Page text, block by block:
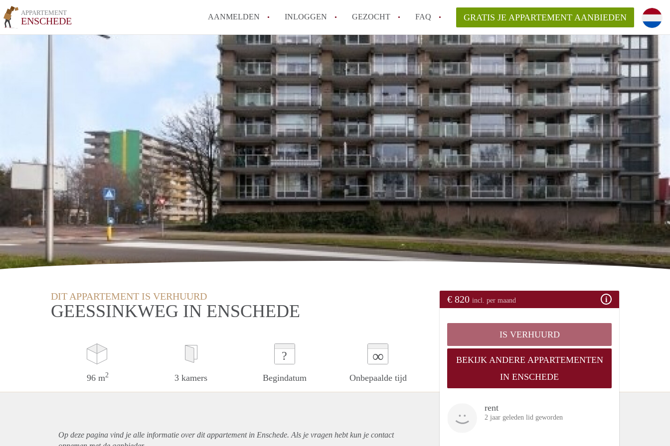
APPARTEMENT
ENSCHEDE AANMELDEN INLOGGEN GEZOCHT FAQ
How to translate AppartementEnschede!
Wat is AppartementEnschede?
Hoeveel kost het om te reageren op een Appartement in Enschede?
Wat is de privacyverklaring van AppartementEnschede?
Berekent AppartementEnschede
makelaarsvergoeding/bemiddelingsvergoeding?
Alle veelgestelde vragen
GRATIS JE APPARTEMENT AANBIEDEN
DIT APPARTEMENT IS VERHUURD
GEESSINKWEG IN ENSCHEDE
96 m2 3 kamers
?
Begindatum
∞
Onbepaalde tijd
€ 820 incl. per maand
IS VERHUURD
BEKIJK ANDERE APPARTEMENTEN
IN ENSCHEDE
rent
2 jaar geleden lid geworden
Op deze pagina vind je alle informatie over ditappartementin Enschede. Als je vragen hebt kun je contact